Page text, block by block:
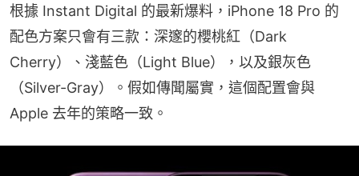
根據 Instant Digital 的最新爆料，iPhone 18 Pro 的
配色方案只會有三款：深邃的櫻桃紅（Dark
Cherry）、淺藍色（Light Blue），以及銀灰色
（Silver-Gray）。假如傳聞屬實，這個配置會與
Apple 去年的策略一致。